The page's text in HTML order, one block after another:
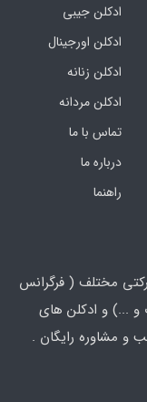
ادکلن جیبی
ادکلن اورجینال
ادکلن زنانه
ادکلن مردانه
تماس با ما
درباره ما
راهنما
مختلف ( فرگرانس
و ...) و ادکلن های
و مشاوره رایگان .